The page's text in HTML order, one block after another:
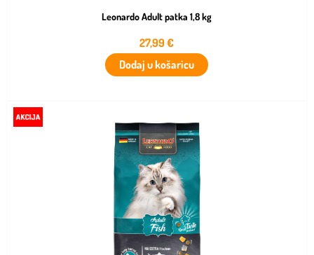
Leonardo Adult patka 1,8 kg
27,99€
Dodaj u košaricu